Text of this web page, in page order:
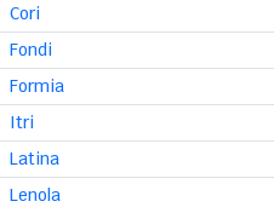
Cori
Fondi
Formia
Itri
Latina
Lenola